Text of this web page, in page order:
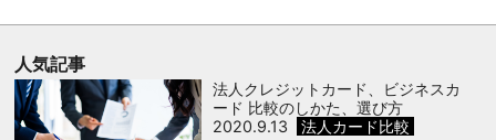
人気記事
法人クレジットカード、ビジネスカ
ード 比較のしかた、選び方
2020.9.13
法人カード比較